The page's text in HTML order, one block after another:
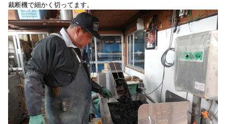
裁断機で細かく切ってます。